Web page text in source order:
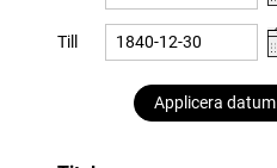
Till
Applicera datum